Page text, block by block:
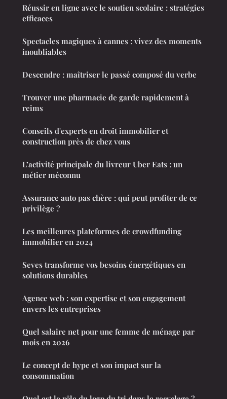
Réussir en ligne avec le soutien scolaire : stratégies
efficaces
Spectacles magiques à cannes : vivez des moments
inoubliables
Descendre : maîtriser le passé composé du verbe
Trouver une pharmacie de garde rapidement à
reims
Conseils d'experts en droit immobilier et
construction près de chez vous
L’activité principale du livreur Uber Eats : un
métier méconnu
Assurance auto pas chère : qui peut profiter de ce
privilège ?
Les meilleures plateformes de crowdfunding
immobilier en 2024
Seves transforme vos besoins énergétiques en
solutions durables
Agence web : son expertise et son engagement
envers les entreprises
Quel salaire net pour une femme de ménage par
mois en 2026
Le concept de hype et son impact sur la
consommation